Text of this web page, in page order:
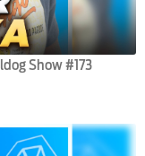
Show #173